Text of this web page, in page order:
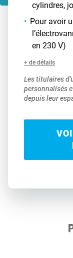
cylindres,
Pour avoir
en 230 V)
+ de détails
Les titulaires
personnalisés
depuis leur